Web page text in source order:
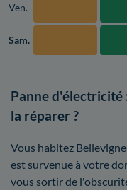
Ven.
Sam.
Panne d'électricité
la réparer ?
Vous habitez
est survenue à votre
vous sortir de